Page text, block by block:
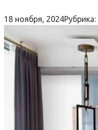
18 ноября, 2024Рубрика: